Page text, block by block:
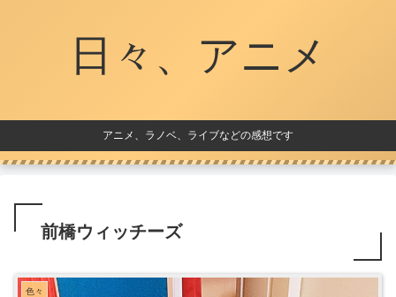
日々、アニメ
アニメ、ラノベ、ライブなどの感想です
前橋ウィッチーズ
色々